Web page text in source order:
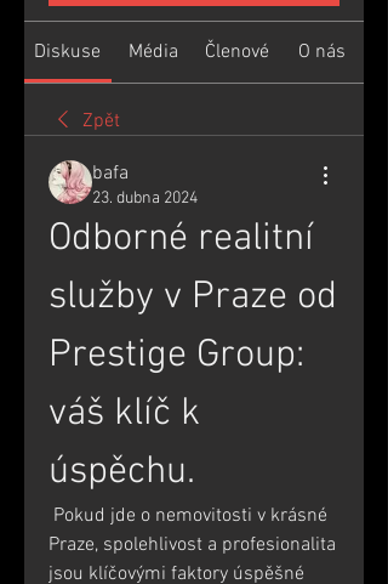
Diskuse Média Členové O nás
Zpět
bafa
23. dubna 2024
Odborné realitní
služby v Praze od
Prestige Group:
váš klíč k
úspěchu.
Praze, spolehlivost a profesionalita
jsou klíčovými faktory úspěšné